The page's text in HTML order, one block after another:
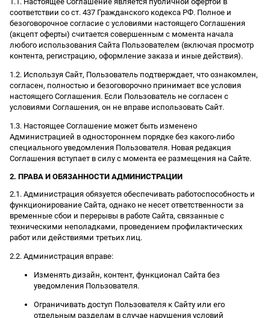
соответствии со ст. 437 Гражданского кодекса РФ. Полное и
безоговорочное согласие с условиями настоящего Соглашения
(акцепт оферты) считается совершенным с момента начала
любого использования Сайта Пользователем (включая просмотр
контента, регистрацию, оформление заказа и иные действия).
1.2. Используя Сайт, Пользователь подтверждает, что ознакомлен,
согласен, полностью и безоговорочно принимает все условия
настоящего Соглашения. Если Пользователь не согласен с
условиями Соглашения, он не вправе использовать Сайт.
1.3. Настоящее Соглашение может быть изменено
Администрацией в одностороннем порядке без какого-либо
специального уведомления Пользователя. Новая редакция
Соглашения вступает в силу с момента ее размещения на Сайте.
2. ПРАВА И ОБЯЗАННОСТИ АДМИНИСТРАЦИИ
2.1. Администрация обязуется обеспечивать работоспособность и
функционирование Сайта, однако не несет ответственности за
временные сбои и перерывы в работе Сайта, связанные с
техническими неполадками, проведением профилактических
работ или действиями третьих лиц.
2.2. Администрация вправе:
Изменять дизайн, контент, функционал Сайта без
уведомления Пользователя.
Ограничивать доступ Пользователя к Сайту или его
отдельным разделам в случае нарушения условий